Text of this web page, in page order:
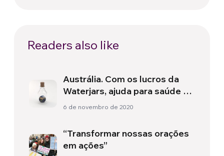
Readers also like
Austrália. Com os lucros da
Waterjars, ajuda para saúde e
educação
6 de novembro de 2020
“Transformar nossas orações
em ações”